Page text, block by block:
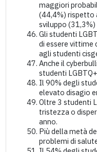
maggiori
(44,4%) rispetto
sviluppo (31,3%)
Gli studenti
di essere vittime
agli studenti
Anche il
studenti
Il 90% degli
elevato disagio
Oltre 3 studenti
tristezza o
anno.
Più della metà
problemi di